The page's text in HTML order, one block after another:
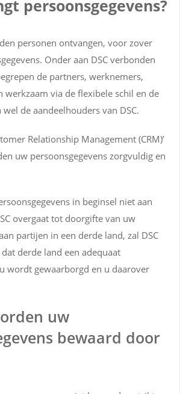
persoonsgegevens?
personen ontvangen, voor zover
Onder aan DSC verbonden
de partners, werknemers,
werkzaam via de flexibele schil en de
de aandeelhouders van DSC.
Relationship Management (CRM)’
uw persoonsgegevens zorgvuldig en
in beginsel niet aan
overgaat tot doorgifte van uw
partijen in een derde land, zal DSC
derde land een adequaat
wordt gewaarborgd en u daarover
uw
bewaard door